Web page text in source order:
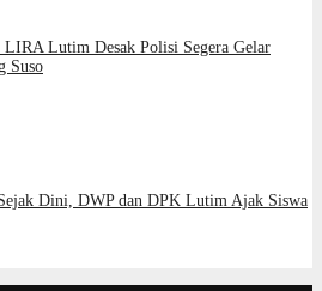
LIRA Lutim Desak Polisi Segera Gelar
Suso
Dini, DWP dan DPK Lutim Ajak Siswa